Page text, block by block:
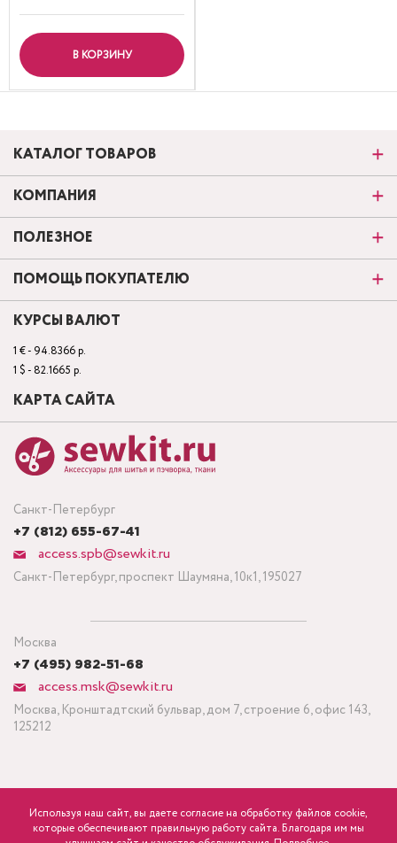
Минимальный заказ ткани от 3 метров
В КОРЗИНУ
Санкт-Петербург
+7 (812) 655-67-41
access.spb@sewkit.ru
Санкт-Петербург, проспект Шаумяна, 10к1, 195027
Москва
+7 (495) 982-51-68
access.msk@sewkit.ru
Москва, Кронштадтский бульвар, дом 7, строение 6, офис 143,
125212
КАТАЛОГ ТОВАРОВ
КОМПАНИЯ
ПОЛЕЗНОЕ
ПОМОЩЬ ПОКУПАТЕЛЮ
КУРСЫ ВАЛЮТ
1 € - 94.8366 р.
1 $ - 82.1665 р.
КАРТА САЙТА
ПОДПИСАТЬСЯ НА НОВОСТИ
Используя наш сайт, вы даете согласие на обработку файлов cookie,
которые обеспечивают правильную работу сайта. Благодаря им мы